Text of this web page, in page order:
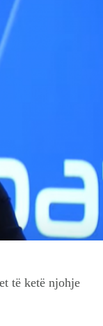
të ketë njohje